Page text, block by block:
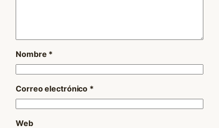
Nombre *
Correo electrónico *
Web